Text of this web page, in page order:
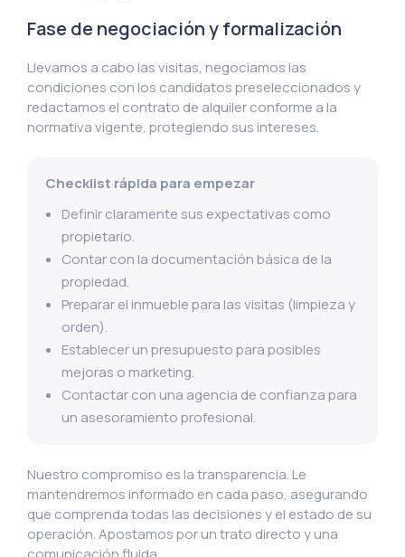
Fase de negociación y formalización
Llevamos a cabo las visitas, negociamos las
condiciones con los candidatos preseleccionados y
redactamos el contrato de alquiler conforme a la
normativa vigente, protegiendo sus intereses.
Checklist rápida para empezar
Definir claramente sus expectativas como
propietario.
Contar con la documentación básica de la
propiedad.
Preparar el inmueble para las visitas (limpieza y
orden).
Establecer un presupuesto para posibles
mejoras o marketing.
Contactar con una agencia de confianza para
un asesoramiento profesional.
Nuestro compromiso es la transparencia. Le
mantendremos informado en cada paso, asegurando
que comprenda todas las decisiones y el estado de su
operación. Apostamos por un trato directo y una